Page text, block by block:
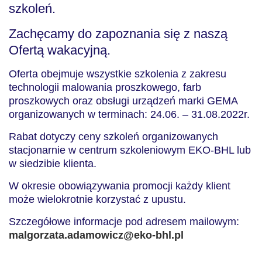
szkoleń.
Zachęcamy do zapoznania się z naszą
Ofertą wakacyjną.
Oferta obejmuje wszystkie szkolenia z zakresu
technologii malowania proszkowego, farb
proszkowych oraz obsługi urządzeń marki GEMA
organizowanych w terminach: 24.06. – 31.08.2022r.
Rabat dotyczy ceny szkoleń organizowanych
stacjonarnie w centrum szkoleniowym EKO-BHL lub
w siedzibie klienta.
W okresie obowiązywania promocji każdy klient
może wielokrotnie korzystać z upustu.
Szczegółowe informacje pod adresem mailowym:
malgorzata.adamowicz@eko-bhl.pl